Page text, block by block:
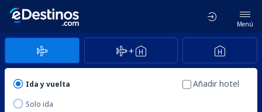
Menú
Ida y vuelta
Solo ida
Añadir hotel